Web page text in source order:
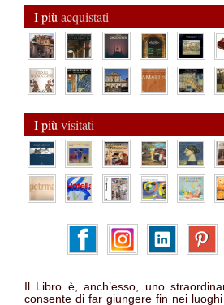
I più acquistati
I più visitati
Il Libro è, anch’esso, uno
consente di far giungere fin nei